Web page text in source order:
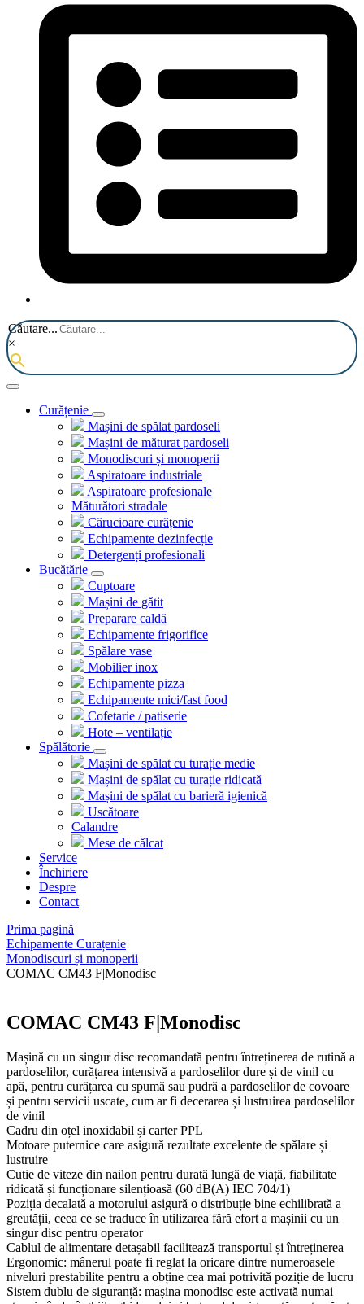
Căutare...
×
Curățenie
Mașini de spălat pardoseli
Mașini de măturat pardoseli
Monodiscuri și monoperii
Aspiratoare industriale
Aspiratoare profesionale
Măturători stradale
Cărucioare curățenie
Echipamente dezinfecție
Detergenți profesionali
Bucătărie
Cuptoare
Mașini de gătit
Preparare caldă
Echipamente frigorifice
Spălare vase
Mobilier inox
Echipamente pizza
Echipamente mici/fast food
Cofetarie / patiserie
Hote – ventilație
Spălătorie
Mașini de spălat cu turație medie
Mașini de spălat cu turație ridicată
Mașini de spălat cu barieră igienică
Uscătoare
Calandre
Mese de călcat
Service
Închiriere
Despre
Contact
Prima pagină
Echipamente Curațenie
Monodiscuri și monoperii
COMAC CM43 F|Monodisc
COMAC CM43 F|Monodisc
Mașină cu un singur disc recomandată pentru întreținerea de rutină a
pardoselilor, curățarea intensivă a pardoselilor dure și de vinil cu
apă, pentru curățarea cu spumă sau pudră a pardoselilor de covoare
și pentru servicii uscate, cum ar fi decerarea și lustruirea pardoselilor
de vinil
Cadru din oțel inoxidabil și carter PPL
Motoare puternice care asigură rezultate excelente de spălare și
lustruire
Cutie de viteze din nailon pentru durată lungă de viață, fiabilitate
ridicată și funcționare silențioasă (60 dB(A) IEC 704/1)
Poziția decalată a motorului asigură o distribuție bine echilibrată a
greutății, ceea ce se traduce în utilizarea fără efort a mașinii cu un
singur disc pentru operator
Cablul de alimentare detașabil facilitează transportul și întreținerea
Ergonomic: mânerul poate fi reglat la oricare dintre numeroasele
niveluri prestabilite pentru a obține cea mai potrivită poziție de lucru
Sistem dublu de siguranță: mașina monodisc este activată numai